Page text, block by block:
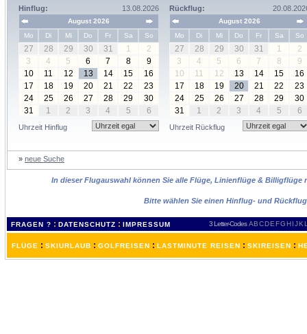
Hinflug: 13.08.2026
August 2026
Mo
Di Mi Do Fr Sa So
27 28 29 30 31 1
2
3
4 5 6 7 8
9
10
11 12 13 14 15
16
17
18 19 20 21 22
23
24
25 26 27 28 29
30
31
1 2 3 4 5 6
Uhrzeit Hinflug
Rückflug:
August 2026
Mo
Di Mi Do Fr Sa So
27 28 29 30 31 1
2
3
4 5 6 7 8
9
10
11 12 13 14 15
16
17
18 19 20 21 22
23
24
25 26 27 28 29
30
31
1 2 3 4 5 6
Uhrzeit Rückflug
» neue Suche
In dieser Flugauswahl können Sie alle Flüge, Linienflüge & Billigflüge
Bitte wählen Sie einen Hinflug- und
FRAGEN ? : DATENSCHUTZ : IMPRESSUM 3 Letter-Codes ABCDEFGH IJKL
FLÜGE : SKIURLAUB : GOLFREISEN : LASTMINUTE REISEN : SKIREISEN :